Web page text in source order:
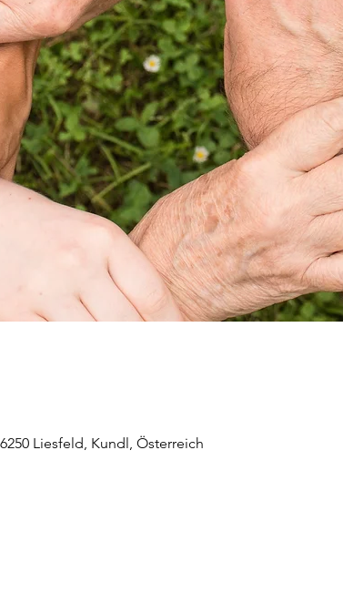
Liesfeld, Kundl, Österreich